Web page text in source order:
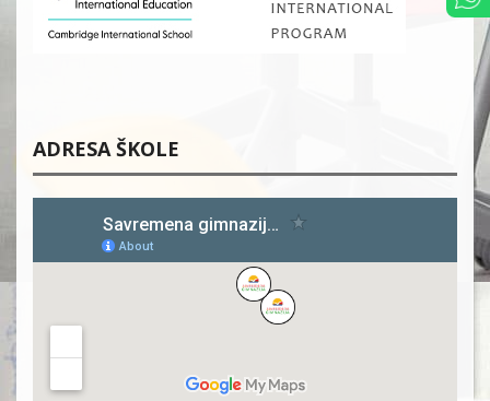
ADRESA ŠKOLE